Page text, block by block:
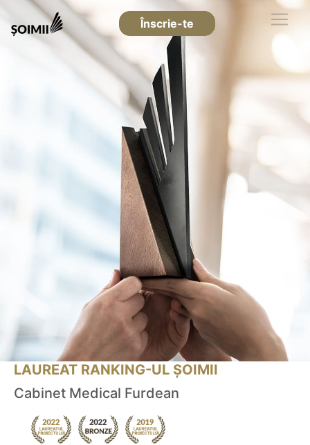
Înscrie-te
LAUREAT RANKING-UL ȘOIMII
Cabinet Medical Furdean